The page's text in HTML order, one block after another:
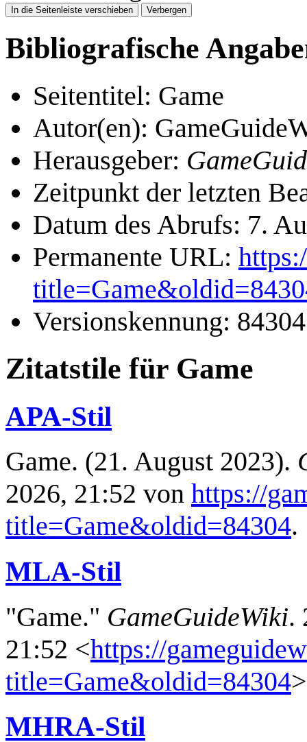
In die Seitenleiste verschieben Verbergen
Bibliografische
Seitentitel: Game
Autor(en):
Herausgeber:
Zeitpunkt der letzten
Datum des Abrufs: 7.
Permanente URL:
Versionskennung: 84304
Zitatstile für Game
APA-Stil
Game. (21. August 2023).
2026, 21:52 von https://
title=Game&oldid=84304.
MLA-Stil
"Game." GameGuideWiki.
21:52 <https://
title=Game&oldid=84304
MHRA-Stil